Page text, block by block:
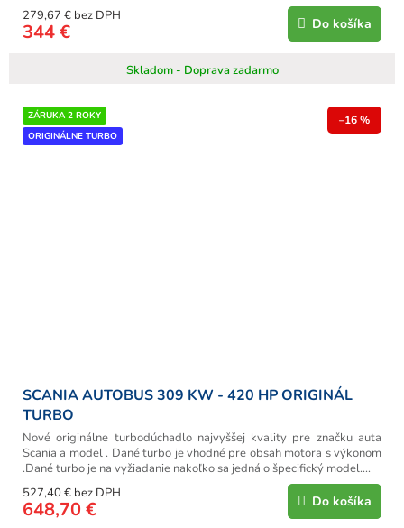
Skladom - Doprava zadarmo
279,67 € bez DPH
344 € Do košíka
ZÁRUKA 2 ROKY
ORIGINÁLNE TURBO
–16 %
SCANIA AUTOBUS 309 KW - 420 HP ORIGINÁL
TURBO
527,40 € bez DPH
648,70 € Do košíka
Nové originálne turbodúchadlo najvyššej kvality pre značku auta
Scania a model . Dané turbo je vhodné pre obsah motora s výkonom
.Dané turbo je na vyžiadanie nakoľko sa jedná o špecifický model....